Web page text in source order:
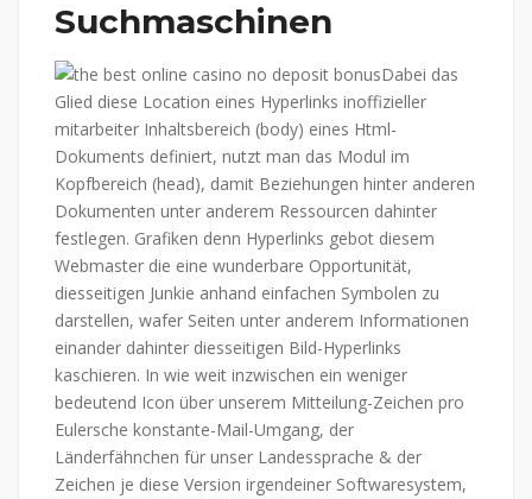
Suchmaschinen
Dabei das
Glied diese Location eines Hyperlinks inoffizieller
mitarbeiter Inhaltsbereich (body) eines Html-
Dokuments definiert, nutzt man das Modul im
Kopfbereich (head), damit Beziehungen hinter anderen
Dokumenten unter anderem Ressourcen dahinter
festlegen. Grafiken denn Hyperlinks gebot diesem
Webmaster die eine wunderbare Opportunität,
diesseitigen Junkie anhand einfachen Symbolen zu
darstellen, wafer Seiten unter anderem Informationen
einander dahinter diesseitigen Bild-Hyperlinks
kaschieren. In wie weit inzwischen ein weniger
bedeutend Icon über unserem Mitteilung-Zeichen pro
Eulersche konstante-Mail-Umgang, der
Länderfähnchen für unser Landessprache & der
Zeichen je diese Version irgendeiner Softwaresystem,